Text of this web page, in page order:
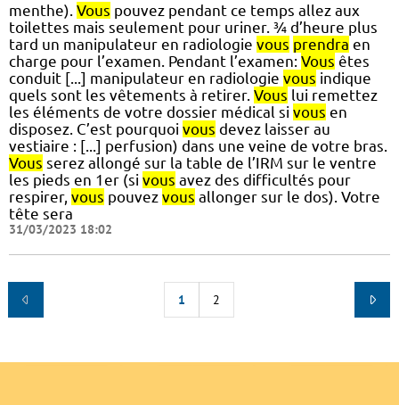
menthe). Vous pouvez pendant ce temps allez aux
toilettes mais seulement pour uriner. ¾ d’heure plus
tard un manipulateur en radiologie vous prendra en
charge pour l’examen. Pendant l’examen: Vous êtes
conduit [...] manipulateur en radiologie vous indique
quels sont les vêtements à retirer. Vous lui remettez
les éléments de votre dossier médical si vous en
disposez. C’est pourquoi vous devez laisser au
vestiaire : [...] perfusion) dans une veine de votre bras.
Vous serez allongé sur la table de l’IRM sur le ventre
les pieds en 1er (si vous avez des difficultés pour
respirer, vous pouvez vous allonger sur le dos). Votre
tête sera
31/03/2023 18:02
1 2